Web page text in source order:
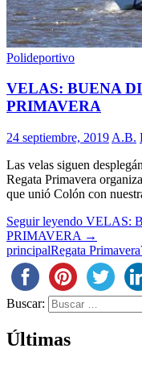
Polideportivo
VELAS: BUENA
PRIMAVERA
24 septiembre, 2019 A.B.
Las velas siguen
Regata Primavera
que unió Colón con
Seguir leyendo VELAS:
PRIMAVERA →
principalRegata Primavera
Buscar:
Últimas